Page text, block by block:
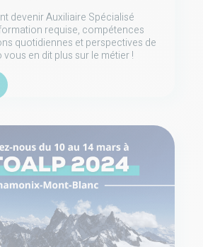
devenir Auxiliaire Spécialisé
requise, compétences
quotidiennes et perspectives de
en dit plus sur le métier !